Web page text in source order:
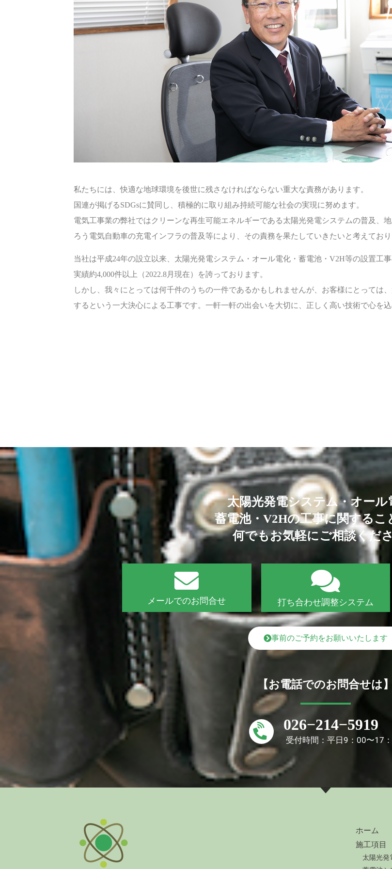
私たちには、快適な地球環境を後世に残さなければならない重大な責務があります。
国連が掲げるSDGsに賛同し、積極的に取り組み持続可能な社会の実現に努めます。
電気工事業の弊社ではクリーンな再生可能エネルギーである太陽光発電システムの普及、
ろう電気自動車の充電インフラの普及等により、その責務を果たしていきたいと考えており
当社は平成24年の設立以来、太陽光発電システム・オール電化・蓄電池・V2H等の設置工
実績約4,000件以上（2022.8月現在）を誇っております。
しかし、我々にとっては何千件のうちの一件であるかもしれませんが、お客様にとっては
するという一大決心による工事です。一軒一軒の出会いを大切に、正しく高い技術で心を
太陽光発電システム・オール
蓄電池・V2Hの工事に関するこ
何でもお気軽にご相談くださ
メールでのお問合せ 打ち合わせ調整システム
事前のご予約をお願いいたします
【お電話でのお問合せは】
026−214−5919
受付時間：平日9：00〜17
ホーム
施工項目
太陽光発